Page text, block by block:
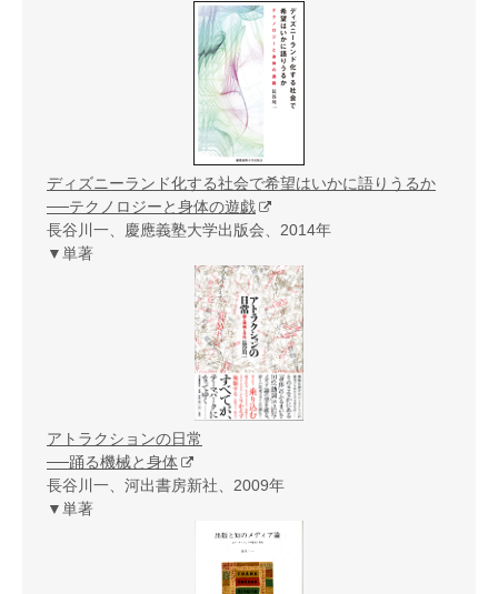
ディズニーランド化する社会で希望はいかに語りうるか
──テクノロジーと身体の遊戯
長谷川一、慶應義塾大学出版会、2014年
▼単著
アトラクションの日常
──踊る機械と身体
長谷川一、河出書房新社、2009年
▼単著